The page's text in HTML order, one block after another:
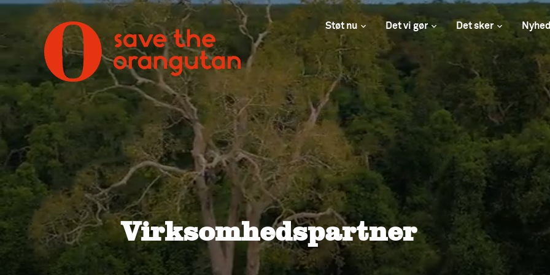
Støt nu Det vi gør Det sker
Virksomhedspartner